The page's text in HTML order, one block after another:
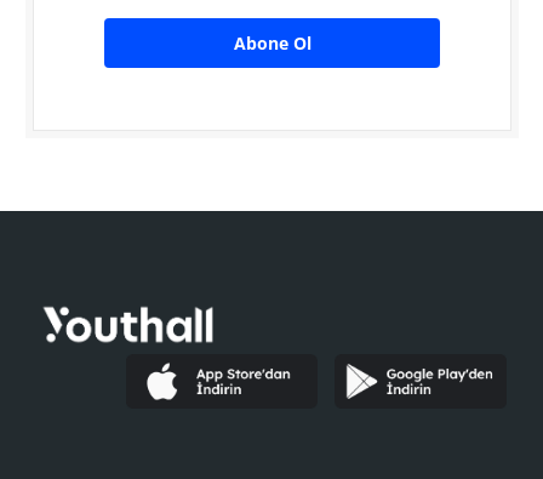
Abone Ol